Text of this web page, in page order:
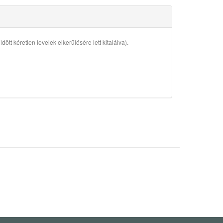
kéretlen levelek elkerülésére lett kitalálva).